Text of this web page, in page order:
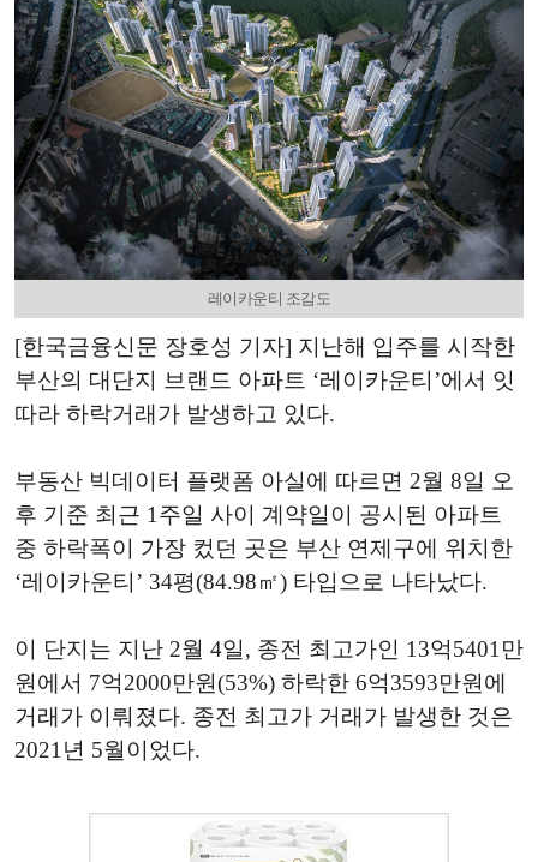
레이카운티 조감도
[한국금융신문 장호성 기자] 지난해 입주를 시작한
부산의 대단지 브랜드 아파트 ‘레이카운티’에서 잇
따라 하락거래가 발생하고 있다.
부동산 빅데이터 플랫폼 아실에 따르면 2월 8일 오
후 기준 최근 1주일 사이 계약일이 공시된 아파트
중 하락폭이 가장 컸던 곳은 부산 연제구에 위치한
‘레이카운티’ 34평(84.98㎡) 타입으로 나타났다.
이 단지는 지난 2월 4일, 종전 최고가인 13억5401만
원에서 7억2000만원(53%) 하락한 6억3593만원에
거래가 이뤄졌다. 종전 최고가 거래가 발생한 것은
2021년 5월이었다.